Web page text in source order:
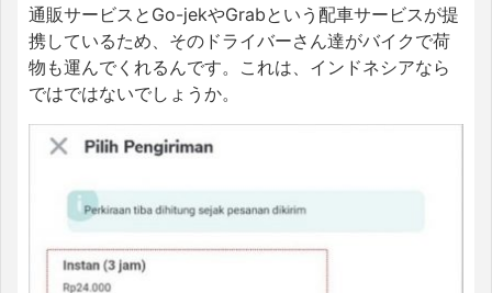
通販サービスとGo-jekやGrabという配車サービスが提
携しているため、そのドライバーさん達がバイクで荷
物も運んでくれるんです。これは、インドネシアなら
ではではないでしょうか。